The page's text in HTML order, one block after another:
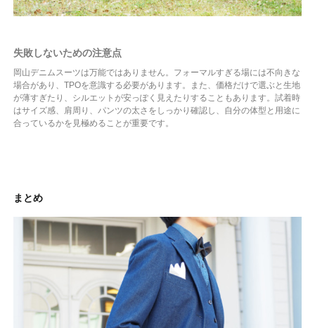
失敗しないための注意点
岡山デニムスーツは万能ではありません。フォーマルすぎる場には不向きな
場合があり、TPOを意識する必要があります。また、価格だけで選ぶと生地
が薄すぎたり、シルエットが安っぽく見えたりすることもあります。試着時
はサイズ感、肩周り、パンツの太さをしっかり確認し、自分の体型と用途に
合っているかを見極めることが重要です。
まとめ